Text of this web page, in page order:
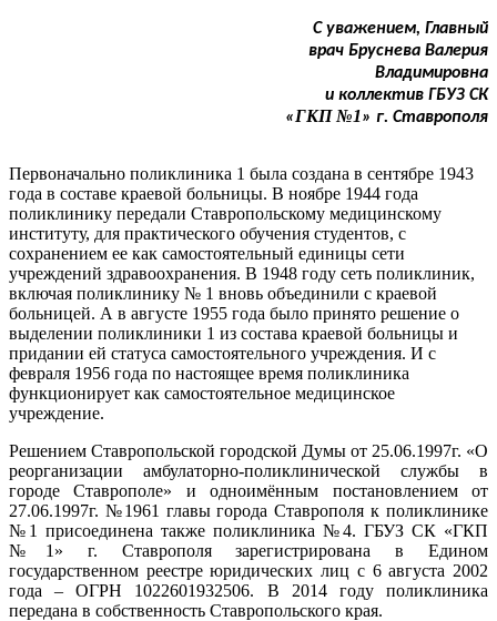
С уважением, Главный
врач Бруснева Валерия
Владимировна
и коллектив ГБУЗ СК
«ГКП №1» г. Ставрополя
Первоначально поликлиника 1 была создана в сентябре 1943
года в составе краевой больницы. В ноябре 1944 года
поликлинику передали Ставропольскому медицинскому
институту, для практического обучения студентов, с
сохранением ее как самостоятельный единицы сети
учреждений здравоохранения. В 1948 году сеть поликлиник,
включая поликлинику № 1 вновь объединили с краевой
больницей. А в августе 1955 года было принято решение о
выделении поликлиники 1 из состава краевой больницы и
придании ей статуса самостоятельного учреждения. И с
февраля 1956 года по настоящее время поликлиника
функционирует как самостоятельное медицинское
учреждение.
Решением Ставропольской городской Думы от 25.06.1997г. «О
реорганизации амбулаторно-поликлинической службы в
городе Ставрополе» и одноимённым постановлением от
27.06.1997г. №1961 главы города Ставрополя к поликлинике
№1 присоединена также поликлиника №4. ГБУЗ СК «ГКП
№1» г. Ставрополя зарегистрирована в Едином
государственном реестре юридических лиц с 6 августа 2002
года – ОГРН 1022601932506. В 2014 году поликлиника
передана в собственность Ставропольского края.